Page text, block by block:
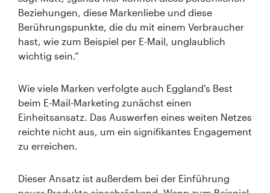
Beziehungen, diese Markenliebe und diese
Berührungspunkte, die du mit einem Verbraucher
hast, wie zum Beispiel per E-Mail, unglaublich
wichtig sein.“
Wie viele Marken verfolgte auch Eggland's Best
beim E-Mail-Marketing zunächst einen
Einheitsansatz. Das Auswerfen eines weiten Netzes
reichte nicht aus, um ein signifikantes Engagement
zu erreichen.
Dieser Ansatz ist außerdem bei der Einführung